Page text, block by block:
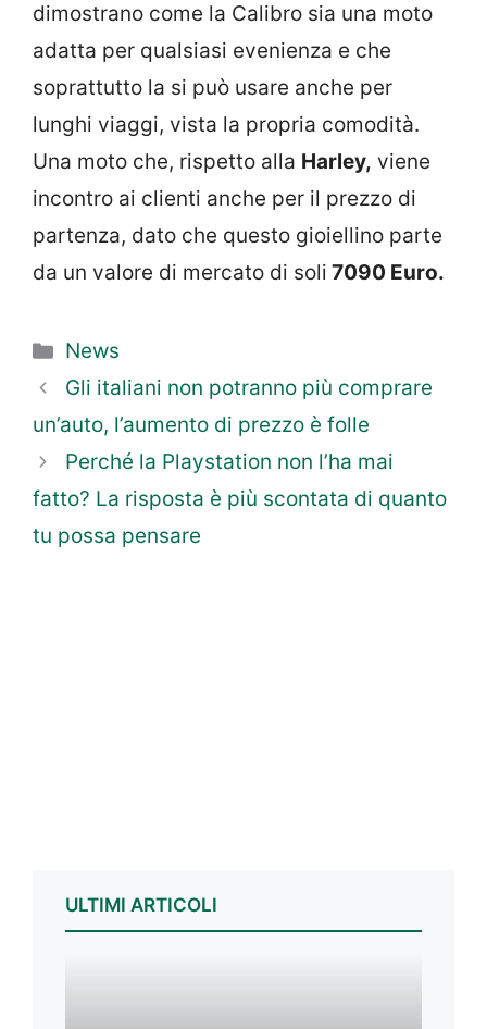
dimostrano come la Calibro sia una moto
adatta per qualsiasi evenienza e che
soprattutto la si può usare anche per
lunghi viaggi, vista la propria comodità.
Una moto che, rispetto alla Harley, viene
incontro ai clienti anche per il prezzo di
partenza, dato che questo gioiellino parte
da un valore di mercato di soli 7090 Euro.
Categorie
News
Gli italiani non potranno più comprare
un’auto, l’aumento di prezzo è folle
Perché la Playstation non l’ha mai
fatto? La risposta è più scontata di quanto
tu possa pensare
ULTIMI ARTICOLI